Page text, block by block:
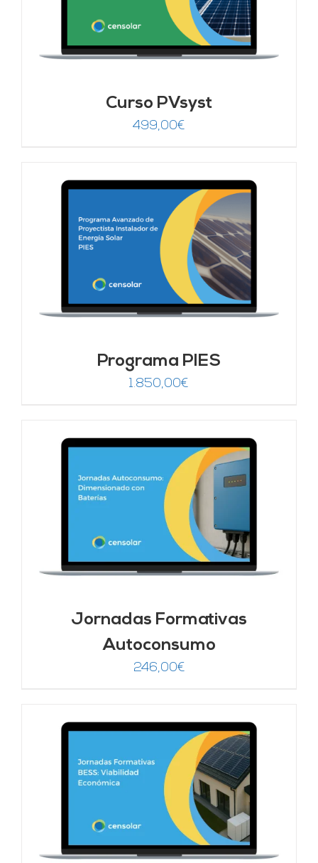
Curso PVsyst
499,00€
Programa PIES
1.850,00€
Jornadas Formativas
Autoconsumo
246,00€